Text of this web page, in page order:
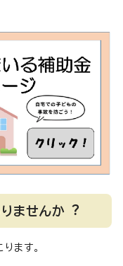
ませんか︖
ます。